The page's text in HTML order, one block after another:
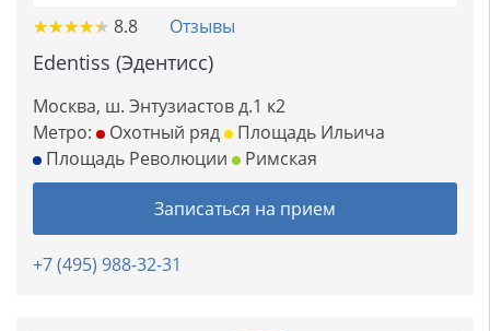
★★★★★
★★★★★ 8.8 Отзывы
Edentiss (Эдентисс)
Москва, ш. Энтузиастов д.1 к2
Метро:
Охотный ряд
Площадь Ильича
Площадь Революции
Римская
Записаться на прием
+7 (495) 988-32-31